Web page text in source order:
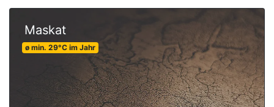
Maskat
ø min. 29°C im Jahr